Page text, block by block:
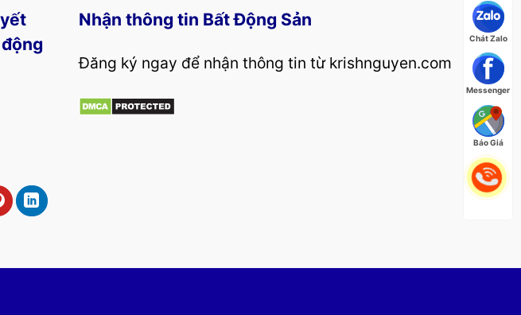
Nhận thông tin Bất Động Sản
Đăng ký ngay để nhận thông tin từ krishnguyen.com
Chát Zalo
Messenger
Báo Giá